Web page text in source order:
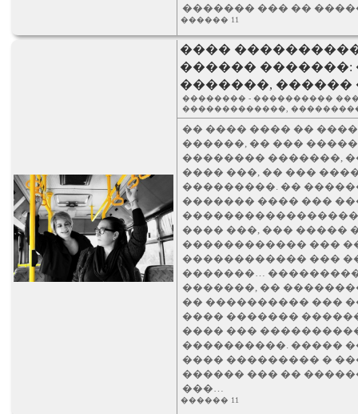
������� ��� ��
������ 11
����
������ �������:
�������, ������
�������� - ����������
�������������,
�� ���� ���� ��
������, �� ���
�������� �������,
���� ���, �� ���
���������. ��
������� ���� ���
���� ���, ��� �����
������������ ���
������������ ���
�������…
�������, ��
�� ���������� ���
���� �������
���� ���
����������. �����
���� ��������� �
������ ��� ��
���…
������ 11